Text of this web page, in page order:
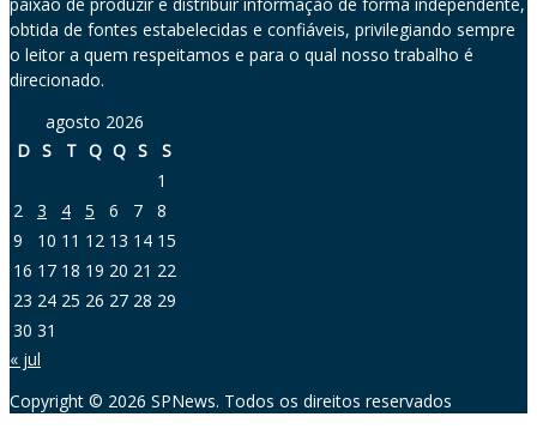
obtida de fontes estabelecidas e confiáveis, privilegiando sempre
o leitor a quem respeitamos e para o qual nosso trabalho é
direcionado.
agosto 2026
D S T Q Q S
S
1
2
3 4 5 6 7
8
9
10 11 12 13 14 15
16 17 18 19 20 21 22
23 24 25 26 27 28 29
30 31
« jul
Copyright © 2026 SPNews. Todos os direitos reservados